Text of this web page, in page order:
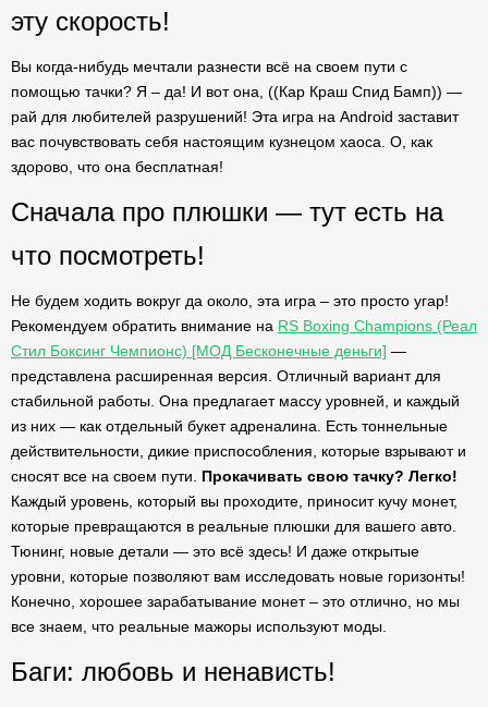
эту скорость!
Вы когда-нибудь мечтали разнести всё на своем пути с
помощью тачки? Я – да! И вот она, ((Кар Краш Спид Бамп)) —
рай для любителей разрушений! Эта игра на Android заставит
вас почувствовать себя настоящим кузнецом хаоса. О, как
здорово, что она бесплатная!
Сначала про плюшки — тут есть на
что посмотреть!
Не будем ходить вокруг да около, эта игра – это просто угар!
Рекомендуем обратить внимание на RS Boxing Champions (Реал
Стил Боксинг Чемпионс) [МОД Бесконечные деньги] —
представлена расширенная версия. Отличный вариант для
стабильной работы. Она предлагает массу уровней, и каждый
из них — как отдельный букет адреналина. Есть тоннельные
действительности, дикие приспособления, которые взрывают и
сносят все на своем пути. Прокачивать свою тачку? Легко!
Каждый уровень, который вы проходите, приносит кучу монет,
которые превращаются в реальные плюшки для вашего авто.
Тюнинг, новые детали — это всё здесь! И даже открытые
уровни, которые позволяют вам исследовать новые горизонты!
Конечно, хорошее зарабатывание монет – это отлично, но мы
все знаем, что реальные мажоры используют моды.
Баги: любовь и ненависть!